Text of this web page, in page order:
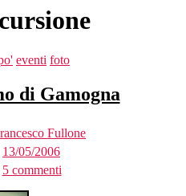
Categorie
eventi foto
di Gamogna
Fullone
13/05/2006
5 commentisu
Gita